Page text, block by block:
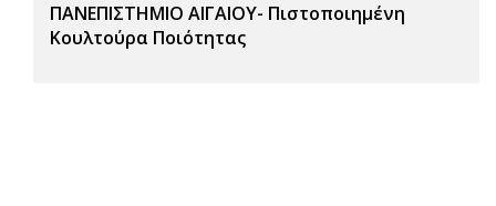
ΠΑΝΕΠΙΣΤΗΜΙΟ ΑΙΓΑΙΟΥ- Πιστοποιημένη
Κουλτούρα Ποιότητας